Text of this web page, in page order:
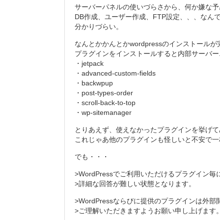
みたねサンドクラフト２
サーバーパネルの使いづらさから、何か嫌な
DB作成、ユーザー作成、FTP設定、、、なん
分かりづらい。
なんとかかんとかwordpressのインストール
プラグインをインストールすると内部サーバ
・jetpack
・advanced-custom-fields
・backwpup
・post-types-order
・scroll-back-to-top
・wp-sitemanager
とりあえず、使えなかったプラグインを挙げ
これじゃあ他のプラグインも怪しいと不安で
でも・・・
>WordPressでご利用いただけるプラグイン毎
>詳細な回答が難しい状態となります。
>WordPressならびに提供のプラグインは外部
>ご理解いただきますようお願い申し上げます